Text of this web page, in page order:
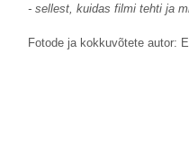
- sellest, kuidas filmi tehti ja
Fotode ja kokkuvõtete autor: